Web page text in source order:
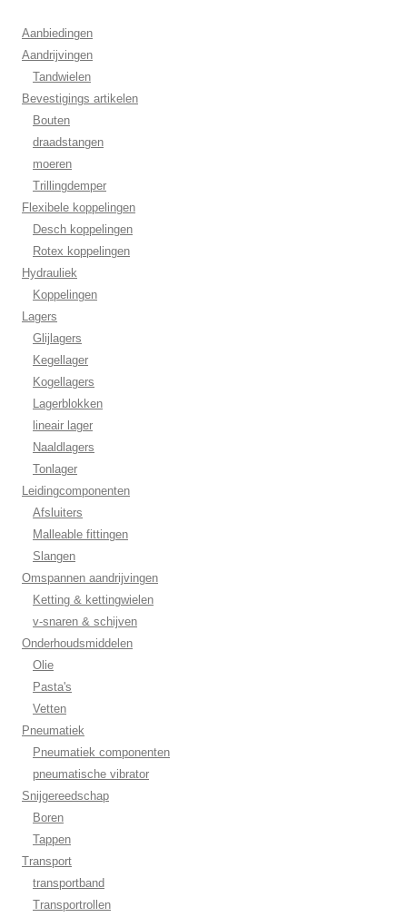
Aanbiedingen
Aandrijvingen
Tandwielen
Bevestigings artikelen
Bouten
draadstangen
moeren
Trillingdemper
Flexibele koppelingen
Desch koppelingen
Rotex koppelingen
Hydrauliek
Koppelingen
Lagers
Glijlagers
Kegellager
Kogellagers
Lagerblokken
lineair lager
Naaldlagers
Tonlager
Leidingcomponenten
Afsluiters
Malleable fittingen
Slangen
Omspannen aandrijvingen
Ketting & kettingwielen
v-snaren & schijven
Onderhoudsmiddelen
Olie
Pasta's
Vetten
Pneumatiek
Pneumatiek componenten
pneumatische vibrator
Snijgereedschap
Boren
Tappen
Transport
transportband
Transportrollen